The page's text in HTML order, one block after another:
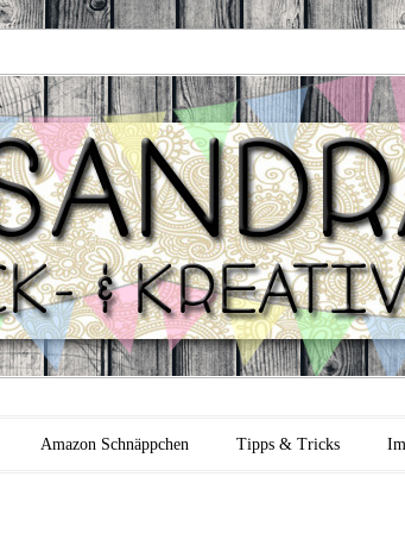
Backfabrik
Amazon Schnäppchen Tipps & Tricks